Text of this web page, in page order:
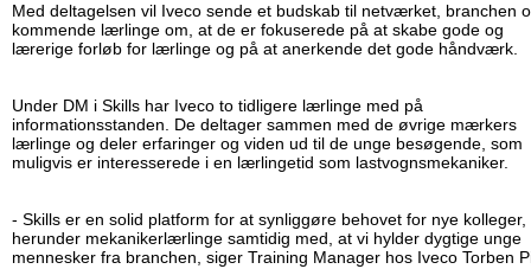
Med deltagelsen vil Iveco sende et budskab til netværket, branchen
kommende lærlinge om, at de er fokuserede på at skabe gode og
lærerige forløb for lærlinge og på at anerkende det gode håndværk.
Under DM i Skills har Iveco to tidligere lærlinge med på
informationsstanden. De deltager sammen med de øvrige mærkers
lærlinge og deler erfaringer og viden ud til de unge besøgende, som
muligvis er interesserede i en lærlingetid som lastvognsmekaniker.
- Skills er en solid platform for at synliggøre behovet for nye kolleger,
herunder mekanikerlærlinge samtidig med, at vi hylder dygtige unge
mennesker fra branchen, siger Training Manager hos Iveco Torben